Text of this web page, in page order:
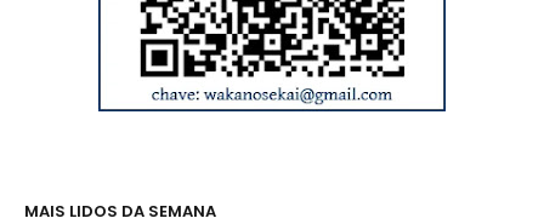
MAIS LIDOS DA SEMANA